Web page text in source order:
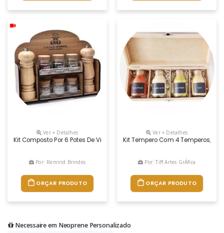
Ver + Detalhes
Kit Composto Por 6 Potes De Vidro Com Tempero – Pimenta Rosa,
Por: Remind Brindes
ORÇAR PRODUTO
Ver + Detalhes
Kit Tempero Com 4 Temperos,
Por: Tiff Artes GrÁfica
ORÇAR PRODUTO
Necessaire em Neoprene Personalizado